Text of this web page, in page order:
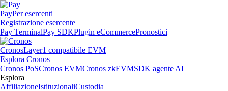
PayPer esercenti
Registrazione esercente
Pay TerminalPay SDKPlugin eCommercePronostici
CronosLayer1 compatibile EVM
Esplora Cronos
Cronos PoSCronos EVMCronos zkEVMSDK agente AI
Esplora
AffiliazioneIstituzionaliCustodia